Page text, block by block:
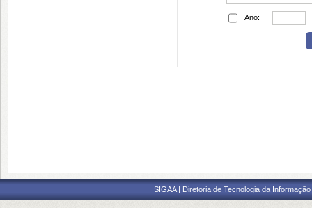
Ano:
SIGAA | Diretoria de Tecnologia da